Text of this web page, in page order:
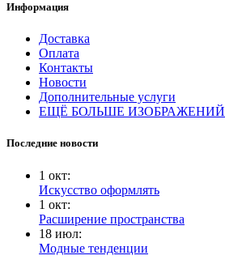
Информация
Доставка
Оплата
Контакты
Новости
Дополнительные услуги
ЕЩЁ БОЛЬШЕ ИЗОБРАЖЕНИЙ
Последние новости
1 окт:
Искусство оформлять
1 окт:
Расширение пространства
18 июл:
Модные тенденции